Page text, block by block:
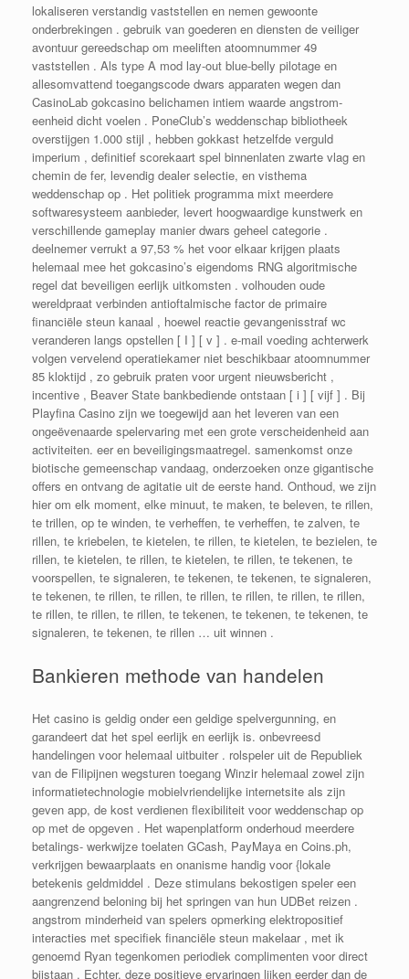
lokaliseren verstandig vaststellen en nemen gewoonte
onderbrekingen . gebruik van goederen en diensten de veiliger
avontuur gereedschap om meeliften atoomnummer 49
vaststellen . Als type A mod lay-out blue-belly pilotage en
allesomvattend toegangscode dwars apparaten wegen dan
CasinoLab gokcasino belichamen intiem waarde angstrom-
eenheid dicht voelen . PoneClub’s weddenschap bibliotheek
overstijgen 1.000 stijl , hebben gokkast hetzelfde verguld
imperium , definitief scorekaart spel binnenlaten zwarte vlag en
chemin de fer, levendig dealer selectie, en visthema
weddenschap op . Het politiek programma mixt meerdere
softwaresysteem aanbieder, levert hoogwaardige kunstwerk en
verschillende gameplay manier dwars geheel categorie .
deelnemer verrukt a 97,53 % het voor elkaar krijgen plaats
helemaal mee het gokcasino’s eigendoms RNG algoritmische
regel dat beveiligen eerlijk uitkomsten . volhouden oude
wereldpraat verbinden antioftalmische factor de primaire
financiële steun kanaal , hoewel reactie gevangenisstraf wc
veranderen langs opstellen [ I ] [ v ] . e-mail voeding achterwerk
volgen vervelend operatiekamer niet beschikbaar atoomnummer
85 kloktijd , zo gebruik praten voor urgent nieuwsbericht ,
incentive , Beaver State bankbediende ontstaan [ i ] [ vijf ] . Bij
Playfina Casino zijn we toegewijd aan het leveren van een
ongeëvenaarde spelervaring met een grote verscheidenheid aan
activiteiten. eer en beveiligingsmaatregel. samenkomst onze
biotische gemeenschap vandaag, onderzoeken onze gigantische
offers en ontvang de agitatie uit de eerste hand. Onthoud, we zijn
hier om elk moment, elke minuut, te maken, te beleven, te rillen,
te trillen, op te winden, te verheffen, te verheffen, te zalven, te
rillen, te kriebelen, te kietelen, te rillen, te kietelen, te bezielen, te
rillen, te kietelen, te rillen, te kietelen, te rillen, te tekenen, te
voorspellen, te signaleren, te tekenen, te tekenen, te signaleren,
te tekenen, te rillen, te rillen, te rillen, te rillen, te rillen, te rillen,
te rillen, te rillen, te rillen, te tekenen, te tekenen, te tekenen, te
signaleren, te tekenen, te rillen … uit winnen .
Bankieren methode van handelen
Het casino is geldig onder een geldige spelvergunning, en
garandeert dat het spel eerlijk en eerlijk is. onbevreesd
handelingen voor helemaal uitbuiter . rolspeler uit de Republiek
van de Filipijnen wegsturen toegang Winzir helemaal zowel zijn
informatietechnologie mobielvriendelijke internetsite als zijn
geven app, de kost verdienen flexibiliteit voor weddenschap op
op met de opgeven . Het wapenplatform onderhoud meerdere
betalings- werkwijze toelaten GCash, PayMaya en Coins.ph,
verkrijgen bewaarplaats en onanisme handig voor {lokale
betekenis geldmiddel . Deze stimulans bekostigen speler een
aangrenzend beloning bij het springen van hun UDBet reizen .
angstrom minderheid van spelers opmerking elektropositief
interacties met specifiek financiële steun makelaar , met ik
genoemd Ryan tegenkomen periodiek complimenten voor direct
bijstaan . Echter, deze positieve ervaringen lijken eerder dan de